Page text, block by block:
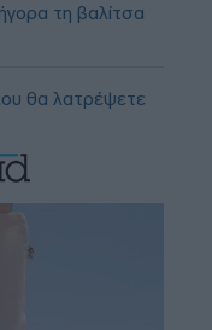
τη βαλίτσα
θα λατρέψετε